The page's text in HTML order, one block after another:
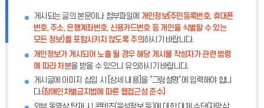
게시되는 글의 본문이나 첨부파일에 개인정보(주민등록번호, 휴대폰
번호, 주소, 은행계좌번호, 신용카드번호 등 개인을 식별할 수 있는
모든 정보)를 포함시키지 않도록 주의하시기 바랍니다.
개인정보가 게시되어 노출 될 경우 해당 게시물 작성자가 관련 법령
에 따라 처분을 받을 수 있으니 유의하시기 바랍니다.
게시글에 이미지 삽입 시 [상세 내용]을 “그림설명”에 입력해야 합니
다.(장애인차별금지법에 따른 웹접근성 준수)